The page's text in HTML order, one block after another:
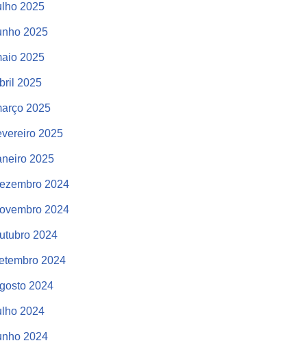
2025
2025
2025
2025
2025
2025
2025
2024
2024
2024
2024
2024
2024
2024